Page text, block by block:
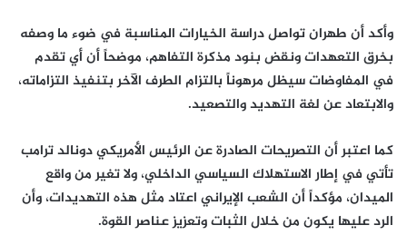
وأكد أن طهران تواصل دراسة الخيارات المناسبة في ضوء ما وصفه
بخرق التعهدات ونقض بنود مذكرة التفاهم، موضحاً أن أي تقدم
في المفاوضات سيظل مرهوناً بالتزام الطرف الآخر بتنفيذ التزاماته،
والابتعاد عن لغة التهديد والتصعيد.
كما اعتبر أن التصريحات الصادرة عن الرئيس الأمريكي دونالد ترامب
تأتي في إطار الاستهلاك السياسي الداخلي، ولا تغير من واقع
الميدان، مؤكداً أن الشعب الإيراني اعتاد مثل هذه التهديدات، وأن
الرد عليها يكون من خلال الثبات وتعزيز عناصر القوة.